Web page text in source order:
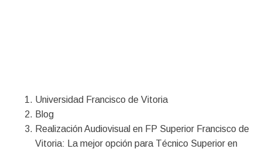
Universidad Francisco de Vitoria
Blog
Realización Audiovisual en FP Superior Francisco de
Vitoria: La mejor opción para Técnico Superior en